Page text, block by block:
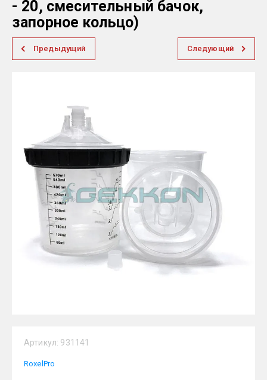
- 20, смесительный бачок,
запорное кольцо)
Предыдущий Следующий
Артикул: 931141
RoxelPro